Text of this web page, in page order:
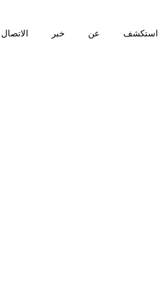
استكشف عن خبر الاتصال